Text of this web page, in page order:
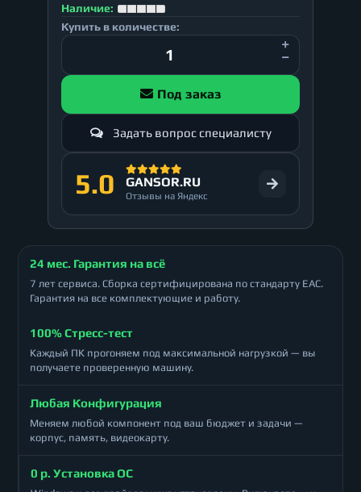
Наличие:
Купить в количестве:
Под заказ
Задать вопрос специалисту
5.0 GANSOR.RU
Отзывы на Яндекс
24 мес. Гарантия на всё
7 лет сервиса. Сборка сертифицирована по стандарту ЕАС.
Гарантия на все комплектующие и работу.
100% Стресс-тест
Каждый ПК прогоняем под максимальной нагрузкой — вы
получаете проверенную машину.
Любая Конфигурация
Меняем любой компонент под ваш бюджет и задачи —
корпус, память, видеокарту.
0 р. Установка ОС